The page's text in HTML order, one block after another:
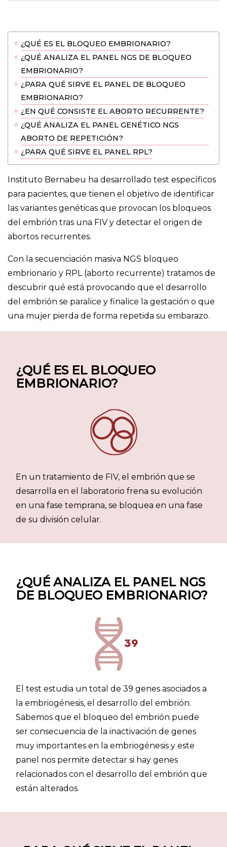
¿QUÉ ES EL BLOQUEO EMBRIONARIO?
¿QUÉ ANALIZA EL PANEL NGS DE BLOQUEO
EMBRIONARIO?
¿PARA QUÉ SIRVE EL PANEL DE BLOQUEO
EMBRIONARIO?
¿EN QUÉ CONSISTE EL ABORTO RECURRENTE?
¿QUÉ ANALIZA EL PANEL GENÉTICO NGS
ABORTO DE REPETICIÓN?
¿PARA QUÉ SIRVE EL PANEL RPL?
Instituto Bernabeu ha desarrollado test específicos
para pacientes, que tienen el objetivo de identificar
las variantes genéticas que provocan los bloqueos
del embrión tras una FIV y detectar el origen de
abortos recurrentes.
Con la secuenciación masiva NGS bloqueo
embrionario y RPL (aborto recurrente) tratamos de
descubrir qué está provocando que el desarrollo
del embrión se paralice y finalice la gestación o que
una mujer pierda de forma repetida su embarazo.
¿QUÉ ES EL BLOQUEO
EMBRIONARIO?
En un tratamiento de FIV, el embrión que se
desarrolla en el laboratorio frena su evolución
en una fase temprana, se bloquea en una fase
de su división celular.
¿QUÉ ANALIZA EL PANEL NGS
DE BLOQUEO EMBRIONARIO?
El test estudia un total de 39 genes asociados a
la embriogénesis, el desarrollo del embrión.
Sabemos que el bloqueo del embrión puede
ser consecuencia de la inactivación de genes
muy importantes en la embriogénesis y este
panel nos permite detectar si hay genes
relacionados con el desarrollo del embrión que
están alterados.